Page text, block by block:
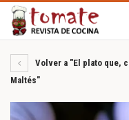
Volver a "El plato que,
Maltés"